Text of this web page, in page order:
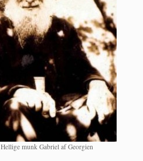
Hel­li­ge munk Gabri­el af Georgien